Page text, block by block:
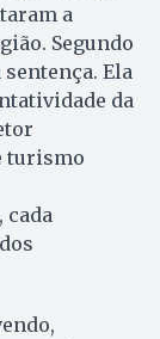
a
Segundo
Ela
da
turismo
cada